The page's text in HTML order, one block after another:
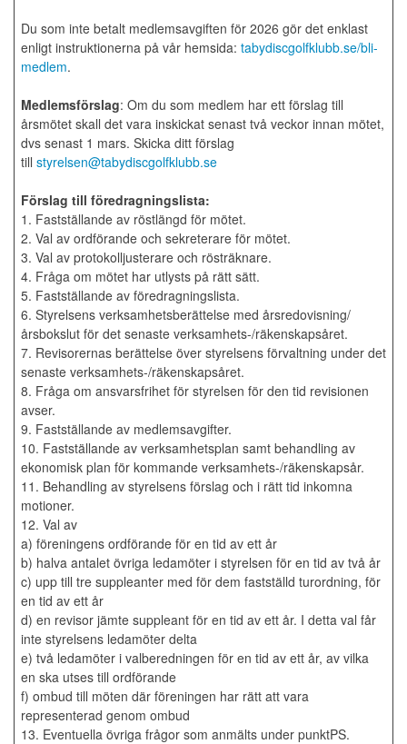
Du som inte betalt medlemsavgiften för 2026 gör det enklast
enligt instruktionerna på vår hemsida: tabydiscgolfklubb.se/bli-
medlem.
Medlemsförslag: Om du som medlem har ett förslag till
årsmötet skall det vara inskickat senast två veckor innan mötet,
dvs senast 1 mars. Skicka ditt förslag
till styrelsen@tabydiscgolfklubb.se
Förslag till föredragningslista:
1. Fastställande av röstlängd för mötet.
2. Val av ordförande och sekreterare för mötet.
3. Val av protokolljusterare och rösträknare.
4. Fråga om mötet har utlysts på rätt sätt.
5. Fastställande av föredragningslista.
6. Styrelsens verksamhetsberättelse med årsredovisning/
årsbokslut för det senaste verksamhets-/räkenskapsåret.
7. Revisorernas berättelse över styrelsens förvaltning under det
senaste verksamhets-/räkenskapsåret.
8. Fråga om ansvarsfrihet för styrelsen för den tid revisionen
avser.
9. Fastställande av medlemsavgifter.
10. Fastställande av verksamhetsplan samt behandling av
ekonomisk plan för kommande verksamhets-/räkenskapsår.
11. Behandling av styrelsens förslag och i rätt tid inkomna
motioner.
12. Val av
a) föreningens ordförande för en tid av ett år
b) halva antalet övriga ledamöter i styrelsen för en tid av två år
c) upp till tre suppleanter med för dem fastställd turordning, för
en tid av ett år
d) en revisor jämte suppleant för en tid av ett år. I detta val får
inte styrelsens ledamöter delta
e) två ledamöter i valberedningen för en tid av ett år, av vilka
en ska utses till ordförande
f) ombud till möten där föreningen har rätt att vara
representerad genom ombud
13. Eventuella övriga frågor som anmälts under punktPS.